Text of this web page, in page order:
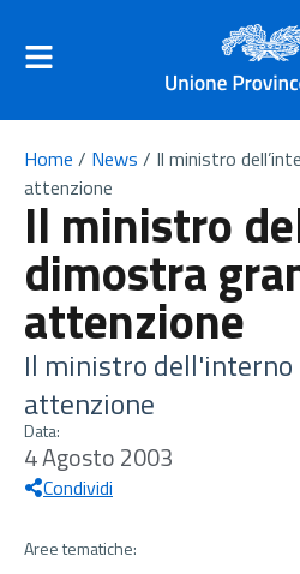
Home / News / Il ministro
attenzione
Il ministro
dimostra
attenzione
Il ministro
attenzione
Data:
4 Agosto 2003
Condividi
Aree tematiche: